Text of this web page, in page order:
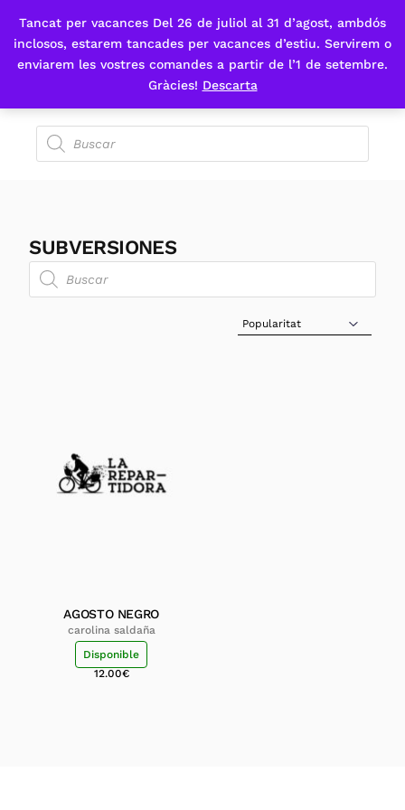
Tancat per vacances Del 26 de juliol al 31 d’agost, ambdós
inclosos, estarem tancades per vacances d’estiu. Servirem o
enviarem les vostres comandes a partir de l’1 de setembre.
Gràcies! Descarta
Fes-te'n sòcia
SUBVERSIONES
Sort Products
AGOSTO NEGRO
carolina saldaña
Disponible
12.00€